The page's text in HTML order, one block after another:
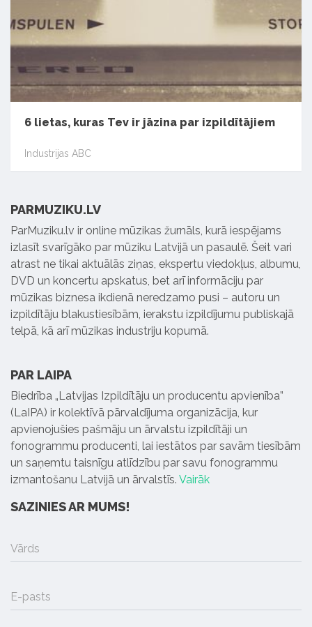
6 lietas, kuras Tev ir jāzina par izpildītājiem
Industrijas ABC
PARMUZIKU.LV
ParMuziku.lv ir online mūzikas žurnāls, kurā iespējams
izlasīt svarīgāko par mūziku Latvijā un pasaulē. Šeit vari
atrast ne tikai aktuālās ziņas, ekspertu viedokļus, albumu,
DVD un koncertu apskatus, bet arī informāciju par
mūzikas biznesa ikdienā neredzamo pusi – autoru un
izpildītāju blakustiesībām, ierakstu izpildījumu publiskajā
telpā, kā arī mūzikas industriju kopumā.
PAR LAIPA
Biedrība „Latvijas Izpildītāju un producentu apvienība”
(LaIPA) ir kolektīvā pārvaldījuma organizācija, kur
apvienojušies pašmāju un ārvalstu izpildītāji un
fonogrammu producenti, lai iestātos par savām tiesībām
un saņemtu taisnīgu atlīdzību par savu fonogrammu
izmantošanu Latvijā un ārvalstīs. Vairāk
SAZINIES AR MUMS!
Vārds
E-pasts